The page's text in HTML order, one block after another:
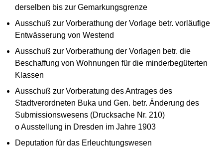
derselben bis zur Gemarkungsgrenze
Ausschuß zur Vorberathung der Vorlage betr. vorläufige
Entwässerung von Westend
Ausschuß zur Vorberathung der Vorlagen betr. die
Beschaffung von Wohnungen für die minderbegüterten
Klassen
Ausschuß zur Vorberatung des Antrages des
Stadtverordneten Buka und Gen. betr. Änderung des
Submissionswesens (Drucksache Nr. 210)
o Ausstellung in Dresden im Jahre 1903
Deputation für das Erleuchtungswesen